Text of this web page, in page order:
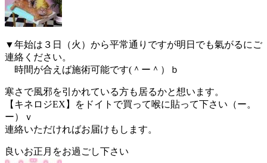
▼年始は３日（火）から平常通りですが明日でも氣がるにご
連絡ください。
時間が合えば施術可能です(＾ー＾）ｂ
寒さで風邪を引かれている方も居るかと想います。
【キネロジEX】をドイトで買って喉に貼って下さい（ー。
ー）ｖ
連絡いただければお届けもします。
良いお正月をお過ごし下さい